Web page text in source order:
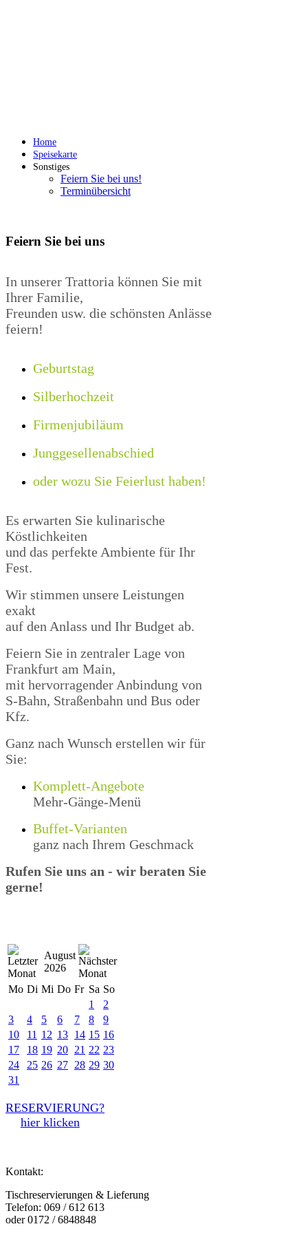
Home
Speisekarte
Sonstiges
Feiern Sie bei uns!
Terminübersicht
Feiern Sie bei uns
In unserer Trattoria können Sie mit
Ihrer Familie,
Freunden usw. die schönsten Anlässe
feiern!
Geburtstag
Silberhochzeit
Firmenjubiläum
Junggesellenabschied
oder wozu Sie Feierlust haben!
Es erwarten Sie kulinarische
Köstlichkeiten
und das perfekte Ambiente für Ihr
Fest.
Wir stimmen unsere Leistungen
exakt
auf den Anlass und Ihr Budget ab.
Feiern Sie in zentraler Lage von
Frankfurt am Main,
mit hervorragender Anbindung von
S-Bahn, Straßenbahn und Bus oder
Kfz.
Ganz nach Wunsch erstellen wir für
Sie:
Komplett-Angebote
Mehr-Gänge-Menü
Buffet-Varianten
ganz nach Ihrem Geschmack
Rufen Sie uns an - wir beraten Sie
gerne!
August
2026
Mo Di Mi Do Fr Sa So
1
2
3
4 5 6 7 8
9
10
11 12 13 14 15 16
17
18 19 20 21 22 23
24
25 26 27 28 29 30
31
RESERVIERUNG?
hier klicken
Kontakt:
Tischreservierungen & Lieferung
Telefon: 069 / 612 613
oder 0172 / 6848848